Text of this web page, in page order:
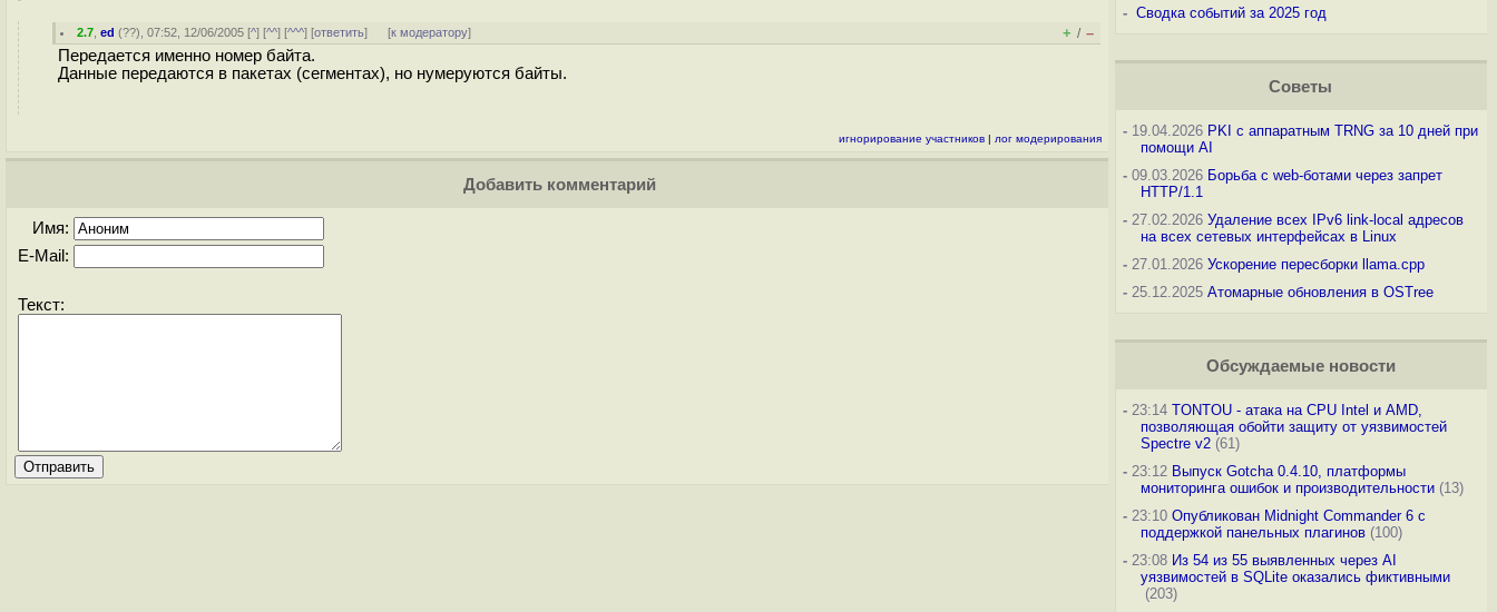
2.7 ,ed (??), 07:52, 12/06/2005 [^] [^^] [^^^] [ответить] [к модератору] + / –
Передается именно номер байта.
Данные передаются в пакетах (сегментах), но нумеруются байты.
игнорирование участников | лог модерирования
Добавить комментарий
Имя:
E-Mail:
Текст:
- Сводка событий за 2025 год
Советы
-19.04.2026 PKI с аппаратным TRNG за 10 дней при
помощи AI
-09.03.2026 Борьба с web-ботами через запрет
HTTP/1.1
-27.02.2026 Удаление всех IPv6 link-local адресов
на всех сетевых интерфейсах в Linux
-27.01.2026 Ускорение пересборки llama.cpp
-25.12.2025 Атомарные обновления в OSTree
Обсуждаемые новости
-23:14 TONTOU - атака на CPU Intel и AMD,
позволяющая обойти защиту от уязвимостей
Spectre v2(61)
-23:12 Выпуск Gotcha 0.4.10, платформы
мониторинга ошибок и производительности(13)
-23:10 Опубликован Midnight Commander 6 c
поддержкой панельных плагинов(100)
-23:08 Из 54 из 55 выявленных через AI
уязвимостей в SQLite оказались фиктивными
(203)